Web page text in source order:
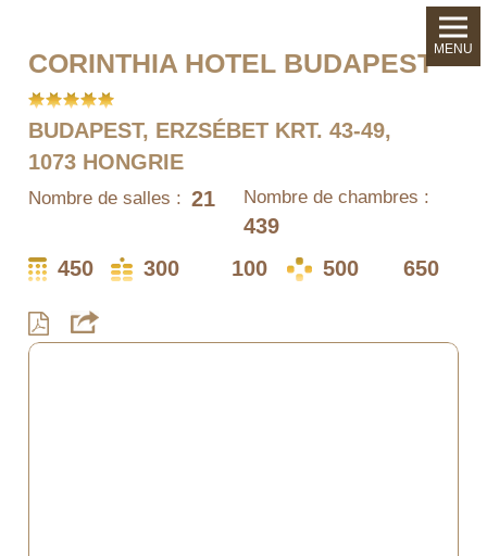
CORINTHIA HOTEL BUDAPEST
BUDAPEST, ERZSÉBET KRT. 43-49,
1073 HONGRIE
Nombre de salles : 21 Nombre de chambres :
439
450
300 100 500 650
MENU